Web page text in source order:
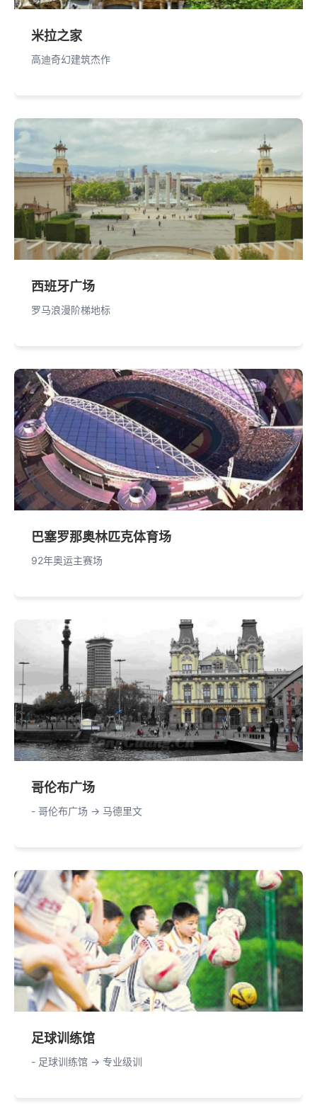
米拉之家
高迪奇幻建筑杰作
西班牙广场
罗马浪漫阶梯地标
巴塞罗那奥林匹克体育场
92年奥运主赛场
哥伦布广场
- 哥伦布广场 -> 马德里文
足球训练馆
- 足球训练馆 -> 专业级训